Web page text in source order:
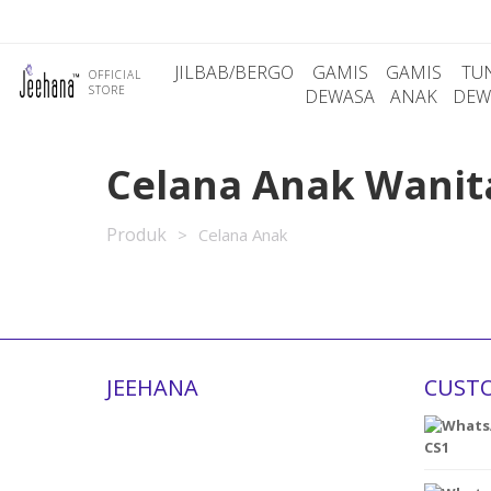
OFFICIAL
STORE
JILBAB/BERGO
GAMIS
DEWASA
GAMIS
ANAK
Celana Anak
Produk > Celana Anak
JEEHANA
CS1